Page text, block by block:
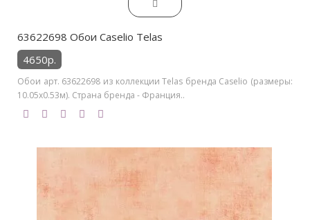
63622698 Обои Caselio Telas
4650р.
Обои арт. 63622698 из коллекции Telas бренда Caselio (размеры:
10.05х0.53м). Страна бренда - Франция..